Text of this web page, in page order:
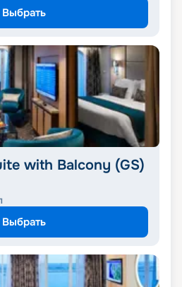
Выбрать
with Balcony (GS)
Выбрать